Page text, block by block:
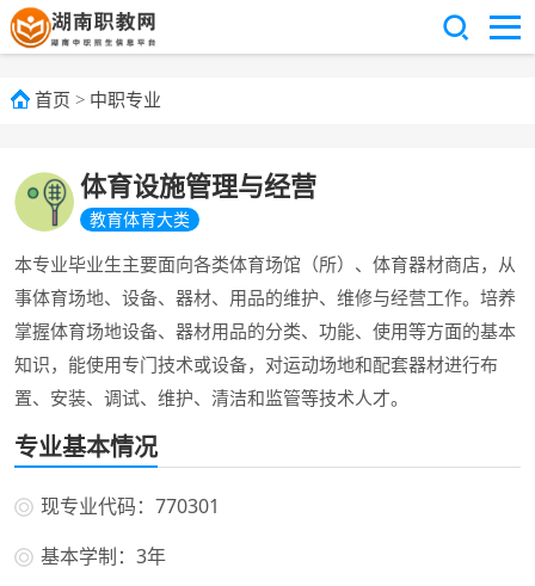
首页 > 中职专业
体育设施管理与经营
教育体育大类
本专业毕业生主要面向各类体育场馆（所）、体育器材商店，从
事体育场地、设备、器材、用品的维护、维修与经营工作。培养
掌握体育场地设备、器材用品的分类、功能、使用等方面的基本
知识，能使用专门技术或设备，对运动场地和配套器材进行布
置、安装、调试、维护、清洁和监管等技术人才。
专业基本情况
现专业代码：770301
基本学制：3年